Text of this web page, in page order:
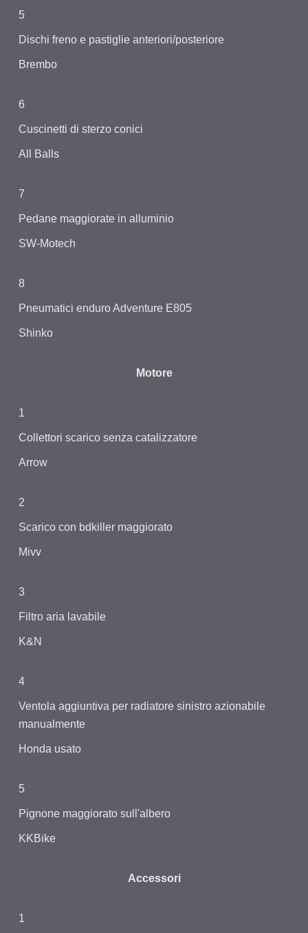
5
Dischi freno e pastiglie anteriori/posteriore
Brembo
6
Cuscinetti di sterzo conici
All Balls
7
Pedane maggiorate in alluminio
SW-Motech
8
Pneumatici enduro Adventure E805
Shinko
Motore
1
Collettori scarico senza catalizzatore
Arrow
2
Scarico con bdkiller maggiorato
Mivv
3
Filtro aria lavabile
K&N
4
Ventola aggiuntiva per radiatore sinistro azionabile
manualmente
Honda usato
5
Pignone maggiorato sull'albero
KKBike
Accessori
1